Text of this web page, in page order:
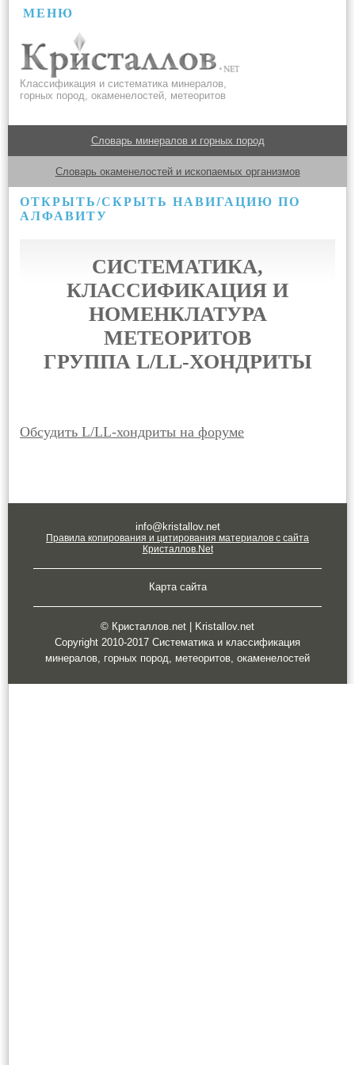
МЕНЮ
Классификация и систематика минералов,
горных пород, окаменелостей, метеоритов
Словарь минералов и горных пород
Словарь окаменелостей и ископаемых организмов
ОТКРЫТЬ/СКРЫТЬ НАВИГАЦИЮ ПО
АЛФАВИТУ
СИСТЕМАТИКА,
КЛАССИФИКАЦИЯ И
НОМЕНКЛАТУРА
МЕТЕОРИТОВ
ГРУППА L/LL-ХОНДРИТЫ
Обсудить L/LL-хондриты на форуме
info@kristallov.net
Правила копирования и цитирования материалов с сайта
Кристаллов.Net
Карта сайта
© Кристаллов.net | Kristallov.net
Copyright 2010-2017 Систематика и классификация
минералов, горных пород, метеоритов, окаменелостей